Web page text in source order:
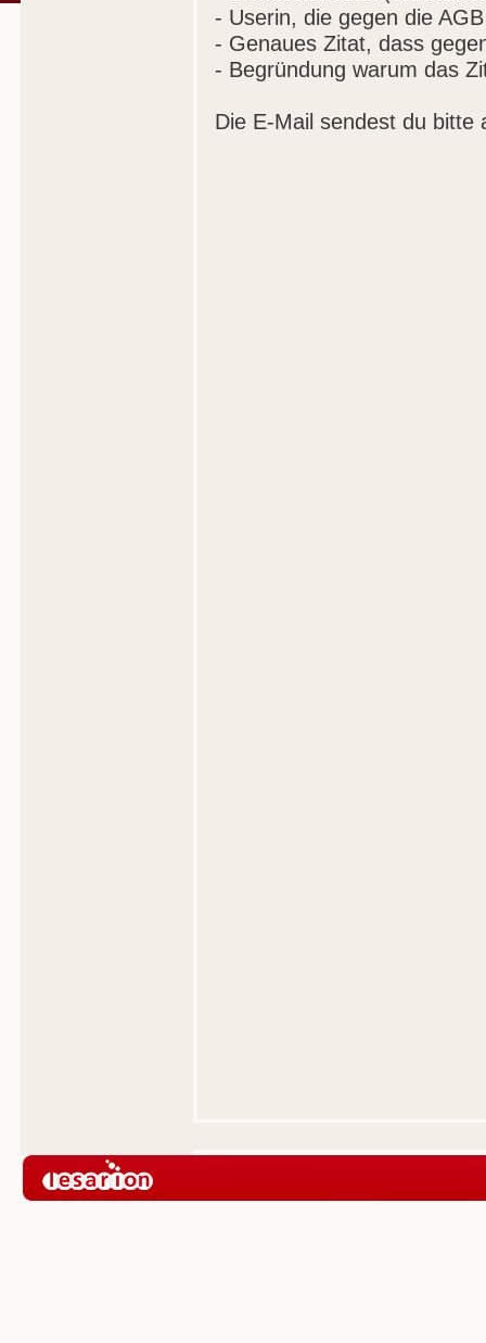
- Userin, die gegen die
- Genaues Zitat, dass
- Begründung warum das
Die E-Mail sendest du bitte